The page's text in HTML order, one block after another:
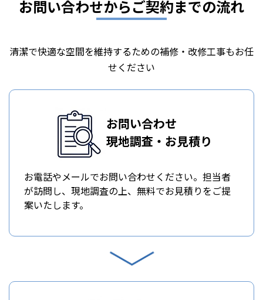
お問い合わせからご契約までの流れ
清潔で快適な空間を維持するための補修・改修工事もお任
せください
お問い合わせ
現地調査・お見積り
お電話やメールでお問い合わせください。担当者
が訪問し、現地調査の上、無料でお見積りをご提
案いたします。